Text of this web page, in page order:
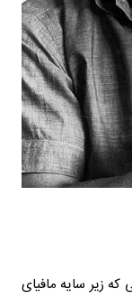
زیر سایه مافیای